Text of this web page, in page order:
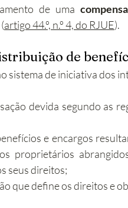
de uma
artigo 44.º, n.º 4, do RJUE).
de
sistema de iniciativa dos
devida segundo as
e encargos
proprietários
seus direitos;
que define os direitos e